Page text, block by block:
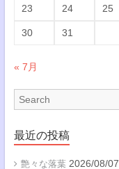
23 24 25
30 31
« 7月
最近の投稿
艶々な落葉 2026/08/07